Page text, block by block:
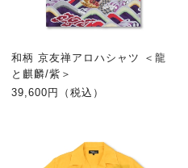
和柄 京友禅アロハシャツ ＜龍
と麒麟/紫＞
39,600円（税込）